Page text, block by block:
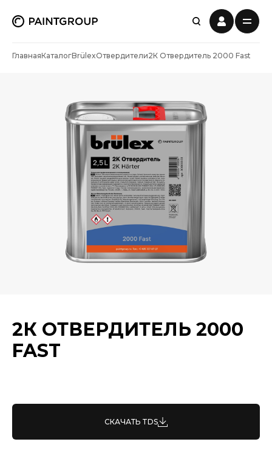
ГлавнаяКаталогBrülexОтвердители2К Отвердитель 2000 Fast
2К ОТВЕРДИТЕЛЬ 2000
FAST
СКАЧАТЬ TDS